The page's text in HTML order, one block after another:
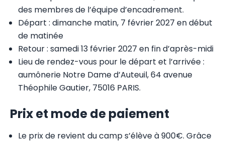
des membres de l’équipe d’encadrement.
Départ : dimanche matin, 7 février 2027 en début
de matinée
Retour : samedi 13 février 2027 en fin d’après-midi
Lieu de rendez-vous pour le départ et l’arrivée :
aumônerie Notre Dame d’Auteuil, 64 avenue
Théophile Gautier, 75016 PARIS.
Prix et mode de paiement
Le prix de revient du camp s’élève à 900€. Grâce